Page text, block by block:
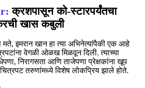
क्रशपासून को-स्टारपर्यंतचा
खास कबुली
मते, इमरान खान हा त्या अभिनेत्यांपैकी एक आहे
वेगळी ओळख मिळवून दिली. त्याच्या
निरागसता आणि ताजेपणा प्रेक्षकांना खूप
तरुणांमध्ये विशेष लोकप्रिय झाले होते.